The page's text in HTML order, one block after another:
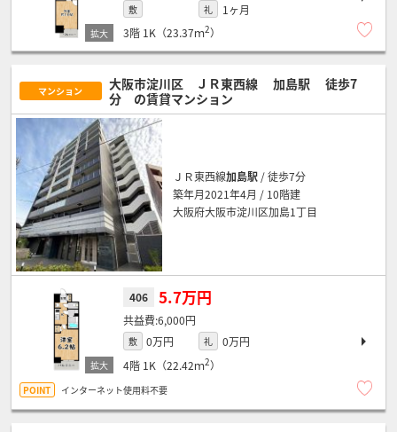
敷 礼
1ヶ月
3階 1K（23.37ｍ2）
マンション 大阪市淀川区 ＪＲ東西線 加島駅
徒歩7
分 の賃貸マンション
ＪＲ東西線加島駅 / 徒歩7分
築年月2021年4月 / 10階建
大阪府大阪市淀川区加島1丁目
406 5.7万円
6,000円
敷 0万円 礼
0万円
4階 1K（22.42ｍ2）
インターネット使用料不要